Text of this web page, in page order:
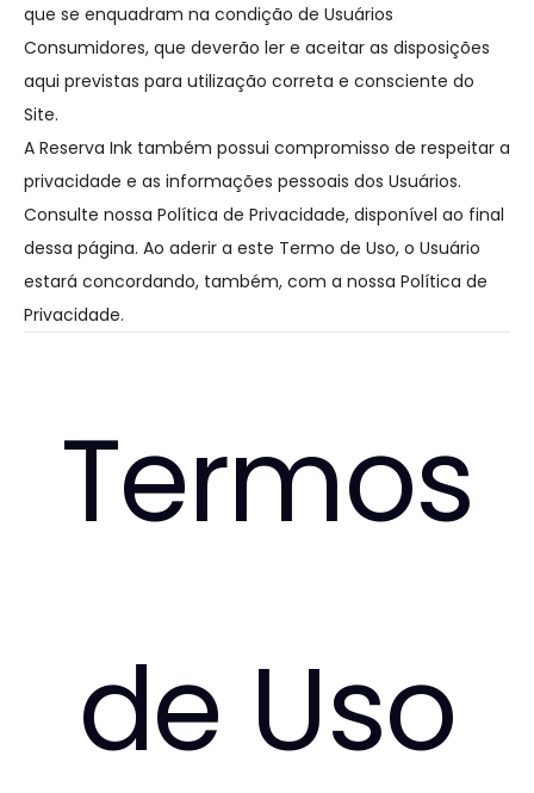
que se enquadram na condição de Usuários
Consumidores, que deverão ler e aceitar as disposições
aqui previstas para utilização correta e consciente do
Site.
A Reserva Ink também possui compromisso de respeitar a
privacidade e as informações pessoais dos Usuários.
Consulte nossa Política de Privacidade, disponível ao final
dessa página. Ao aderir a este Termo de Uso, o Usuário
estará concordando, também, com a nossa Política de
Privacidade.
Termos
de Uso